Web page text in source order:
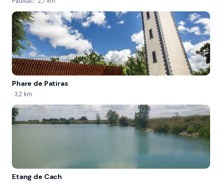
signaler votre position  de lire une carte marine  de
reconnaître les signaux sonores et visuels et
d'armer votre navire avec les équipements
obligatoire de sécurité. Vous connaîtrez les bases
de la météorologie et les notions de responsabilité
en mer.
Phare de Patiras
· 3,2 km
Etang de Cach